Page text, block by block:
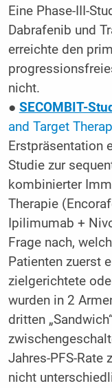
Eine Phase-III-
Dabrafenib und
erreichte den
nicht.
● SECOMBIT-
and Target
Erstpräsentation
Studie zur
kombinierter
Therapie
Ipilimumab +
Frage nach,
Patienten zuerst
zielgerichtete
wurden in 2
dritten
Jahres-PFS-Rate
nicht